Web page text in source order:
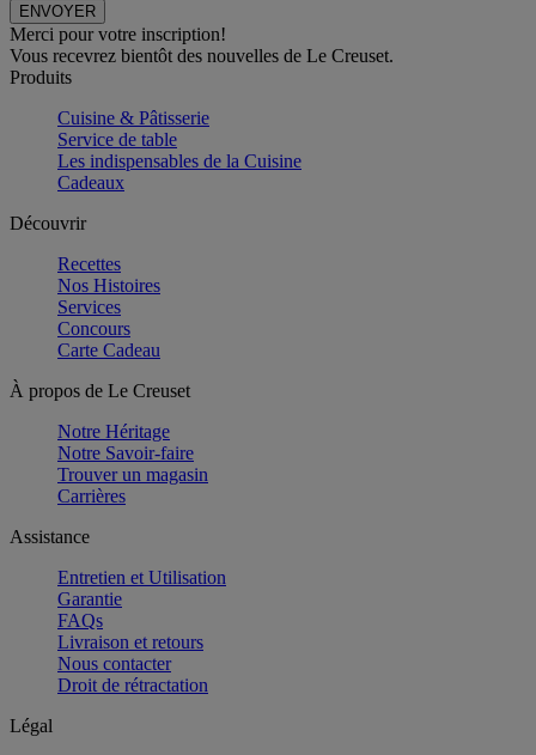
Merci pour votre inscription!
Vous recevrez bientôt des nouvelles de Le Creuset.
Produits
Cuisine & Pâtisserie
Service de table
Les indispensables de la Cuisine
Cadeaux
Découvrir
Recettes
Nos Histoires
Services
Concours
Carte Cadeau
À propos de Le Creuset
Notre Héritage
Notre Savoir-faire
Trouver un magasin
Carrières
Assistance
Entretien et Utilisation
Garantie
FAQs
Livraison et retours
Nous contacter
Droit de rétractation
Légal